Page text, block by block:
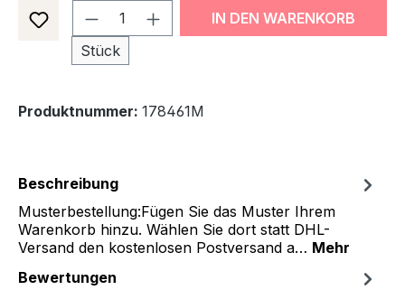
Produkt Anzahl: Gib den
Stück
IN DEN WARENKORB
Produktnummer: 178461M
Beschreibung
Musterbestellung:Fügen Sie das Muster Ihrem
Warenkorb hinzu. Wählen Sie dort statt DHL-
Versand den kostenlosen Postversand a… Mehr
Bewertungen